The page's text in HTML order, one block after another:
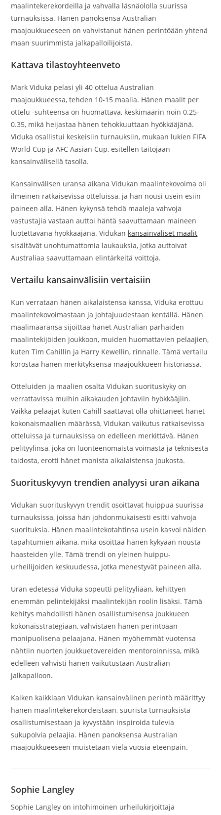
maalintekerekordeilla ja vahvalla läsnäololla suurissa
turnauksissa. Hänen panoksensa Australian
maajoukkueeseen on vahvistanut hänen perintöään yhtenä
maan suurimmista jalkapalloilijoista.
Kattava tilastoyhteenveto
Mark Viduka pelasi yli 40 ottelua Australian
maajoukkueessa, tehden 10-15 maalia. Hänen maalit per
ottelu -suhteensa on huomattava, keskimäärin noin 0.25-
0.35, mikä heijastaa hänen tehokkuuttaan hyökkääjänä.
Viduka osallistui keskeisiin turnauksiin, mukaan lukien FIFA
World Cup ja AFC Aasian Cup, esitellen taitojaan
kansainvälisellä tasolla.
Kansainvälisen uransa aikana Vidukan maalintekovoima oli
ilmeinen ratkaisevissa otteluissa, ja hän nousi usein esiin
paineen alla. Hänen kykynsä tehdä maaleja vahvoja
vastustajia vastaan auttoi häntä saavuttamaan maineen
luotettavana hyökkääjänä. Vidukan kansainväliset maalit
sisältävät unohtumattomia laukauksia, jotka auttoivat
Australiaa saavuttamaan elintärkeitä voittoja.
Vertailu kansainvälisiin vertaisiin
Kun verrataan hänen aikalaistensa kanssa, Viduka erottuu
maalintekovoimastaan ja johtajuudestaan kentällä. Hänen
maalimääränsä sijoittaa hänet Australian parhaiden
maalintekijöiden joukkoon, muiden huomattavien pelaajien,
kuten Tim Cahillin ja Harry Kewellin, rinnalle. Tämä vertailu
korostaa hänen merkityksensä maajoukkueen historiassa.
Otteluiden ja maalien osalta Vidukan suorituskyky on
verrattavissa muihin aikakauden johtaviin hyökkääjiin.
Vaikka pelaajat kuten Cahill saattavat olla ohittaneet hänet
kokonaismaalien määrässä, Vidukan vaikutus ratkaisevissa
otteluissa ja turnauksissa on edelleen merkittävä. Hänen
pelityylinsä, joka on luonteenomaista voimasta ja teknisestä
taidosta, erotti hänet monista aikalaistensa joukosta.
Suorituskyvyn trendien analyysi uran aikana
Vidukan suorituskyvyn trendit osoittavat huippua suurissa
turnauksissa, joissa hän johdonmukaisesti esitti vahvoja
suorituksia. Hänen maalintekotahtinsa usein kasvoi näiden
tapahtumien aikana, mikä osoittaa hänen kykyään nousta
haasteiden ylle. Tämä trendi on yleinen huippu-
urheilijoiden keskuudessa, jotka menestyvät paineen alla.
Uran edetessä Viduka sopeutti pelityyliään, kehittyen
enemmän pelintekijäksi maalintekijän roolin lisäksi. Tämä
kehitys mahdollisti hänen osallistumisensa joukkueen
kokonaisstrategiaan, vahvistaen hänen perintöään
monipuolisena pelaajana. Hänen myöhemmät vuotensa
nähtiin nuorten joukkuetovereiden mentoroinnissa, mikä
edelleen vahvisti hänen vaikutustaan Australian
jalkapalloon.
Kaiken kaikkiaan Vidukan kansainvälinen perintö määrittyy
hänen maalintekerekordeistaan, suurista turnauksista
osallistumisestaan ja kyvystään inspiroida tulevia
sukupolvia pelaajia. Hänen panoksensa Australian
maajoukkueeseen muistetaan vielä vuosia eteenpäin.
Sophie Langley
Sophie Langley on intohimoinen urheilukirjoittaja